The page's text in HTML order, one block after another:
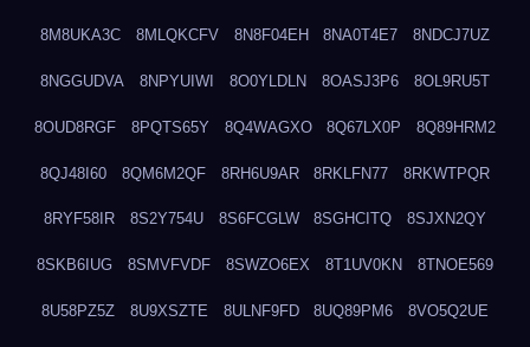
8M8UKA3C 8MLQKCFV 8N8F04EH 8NA0T4E7 8NDCJ7UZ
8NGGUDVA 8NPYUIWI 8O0YLDLN 8OASJ3P6 8OL9RU5T
8OUD8RGF 8PQTS65Y 8Q4WAGXO 8Q67LX0P 8Q89HRM2
8QJ48I60 8QM6M2QF 8RH6U9AR 8RKLFN77 8RKWTPQR
8RYF58IR 8S2Y754U 8S6FCGLW 8SGHCITQ 8SJXN2QY
8SKB6IUG 8SMVFVDF 8SWZO6EX 8T1UV0KN 8TNOE569
8U58PZ5Z 8U9XSZTE 8ULNF9FD 8UQ89PM6 8VO5Q2UE